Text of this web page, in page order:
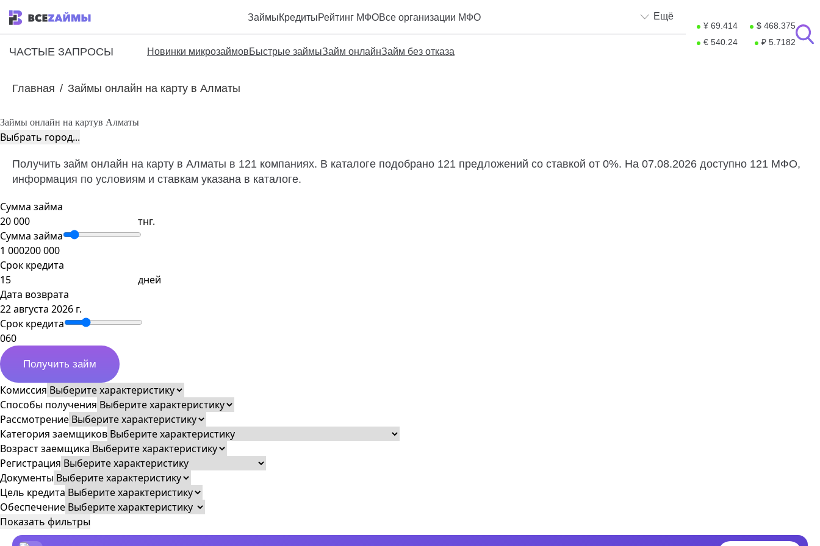
ЗаймыКредитыРейтинг МФОВсе организации МФО Ещё
ЧАСТЫЕ ЗАПРОСЫ Новинки микрозаймовБыстрые займыЗайм онлайнЗайм без отказа
¥ 69.414
$ 468.375
€ 540.24
₽ 5.7182
Главная / Займы онлайн на карту в Алматы
Займы онлайн на картув Алматы
Выбрать город...
Получить займ онлайн на карту в Алматы в 121 компаниях. В каталоге подобрано 121 предложений со ставкой от 0%. На 07.08.2026 доступно 121 МФО,
информация по условиям и ставкам указана в каталоге.
Сумма займа
тнг.
Сумма займа
1 000200 000
Срок кредита
дней
Дата возврата
22 августа 2026 г.
Срок кредита
060
Получить займ
Комиссия
Способы получения
Рассмотрение
Категория заемщиков
Возраст заемщика
Регистрация
Документы
Цель кредита
Обеспечение
Показать фильтры